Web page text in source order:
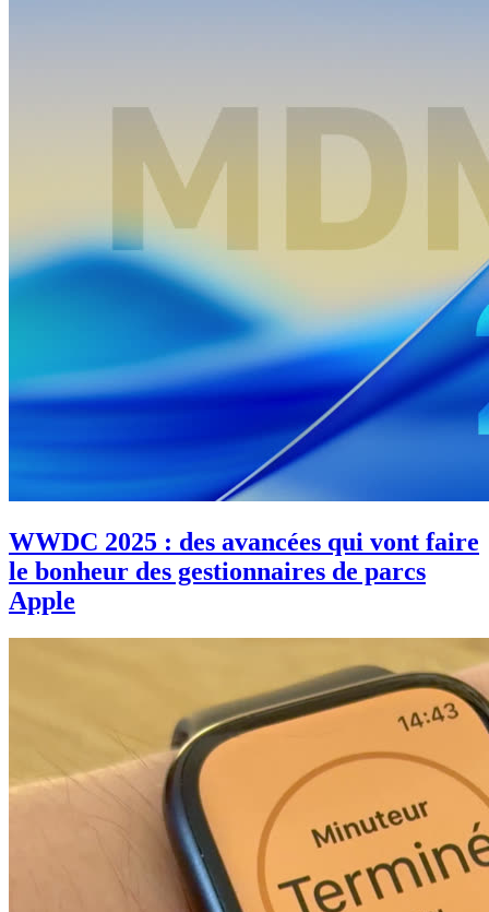
WWDC 2025 : des avancées qui vont faire
le bonheur des gestionnaires de parcs
Apple